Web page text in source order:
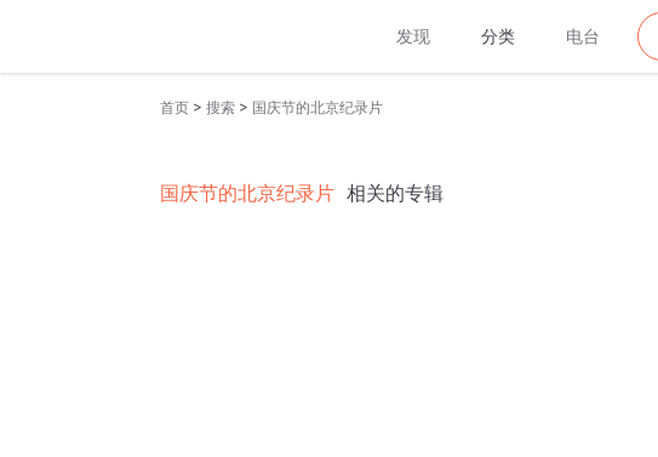
发现 分类 电台
首页 > 搜索 > 国庆节的北京纪录片
国庆节的北京纪录片 相关的专辑